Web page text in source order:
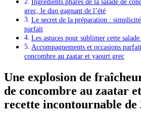
Ingrédients phares de la salade de
grec, le duo gagnant de l’été
Le secret de la préparation :
parfait
Les astuces pour sublimer cette
Accompagnements et occasions
concombre au zaatar et yaourt grec
Une explosion de
de concombre au zaatar
recette incontournable de